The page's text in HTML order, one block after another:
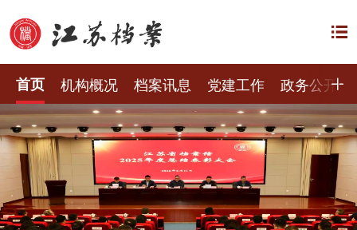
首页 机构概况 档案讯息 党建工作 政务公开